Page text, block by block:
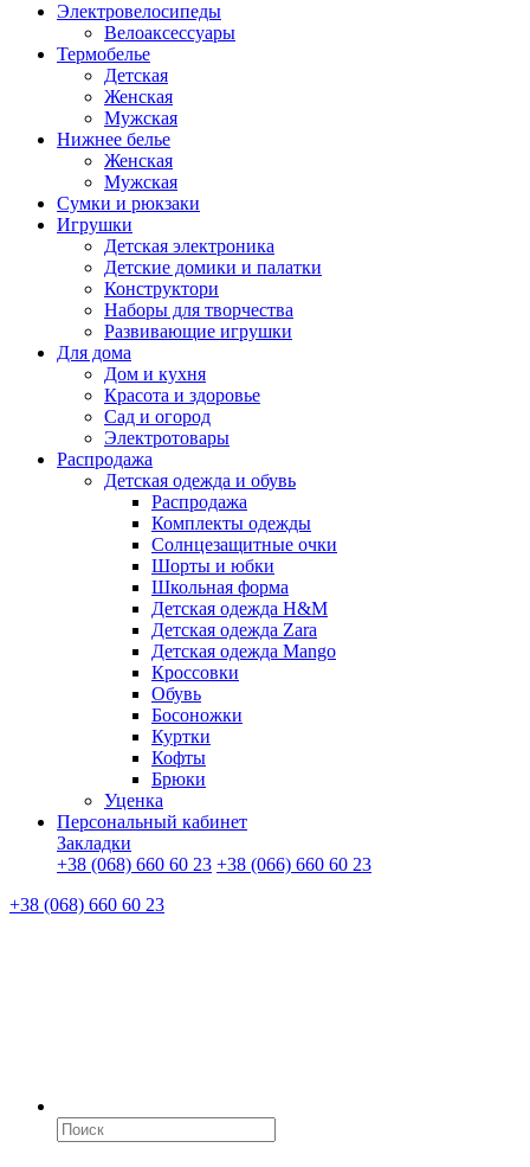
Электровелосипеды
Велоаксессуары
Термобелье
Детская
Женская
Мужская
Нижнее белье
Женская
Мужская
Сумки и рюкзаки
Игрушки
Детская электроника
Детские домики и палатки
Конструктори
Наборы для творчества
Развивающие игрушки
Для дома
Дом и кухня
Красота и здоровье
Сад и огород
Электротовары
Распродажа
Детская одежда и обувь
Распродажа
Комплекты одежды
Солнцезащитные очки
Шорты и юбки
Школьная форма
Детская одежда H&M
Детская одежда Zara
Детская одежда Mango
Кроссовки
Обувь
Босоножки
Куртки
Кофты
Брюки
Уценка
Персональный кабинет
Закладки
+38 (068) 660 60 23 +38 (066) 660 60 23
+38 (068) 660 60 23